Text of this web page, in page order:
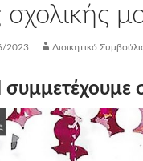
σχολικής
2023 Διοικητικό